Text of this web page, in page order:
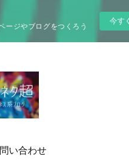
ージやブログをつくろう
今す
い合わせ